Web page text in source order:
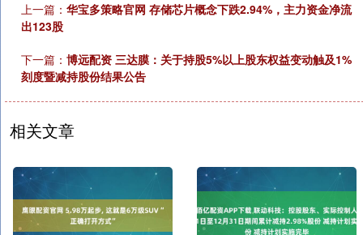
上一篇： 华宝多策略官网 存储芯片概念下跌2.94%，主力资金净流
出123股
下一篇： 博远配资 三达膜：关于持股5%以上股东权益变动触及1%
刻度暨减持股份结果公告
相关文章